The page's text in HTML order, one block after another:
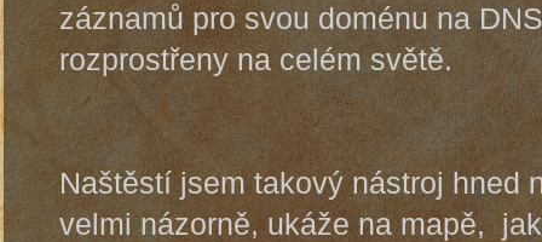
záznamů pro svou doménu na
rozprostřeny na celém světě.
Naštěstí jsem takový nástroj hned
velmi názorně, ukáže na mapě,